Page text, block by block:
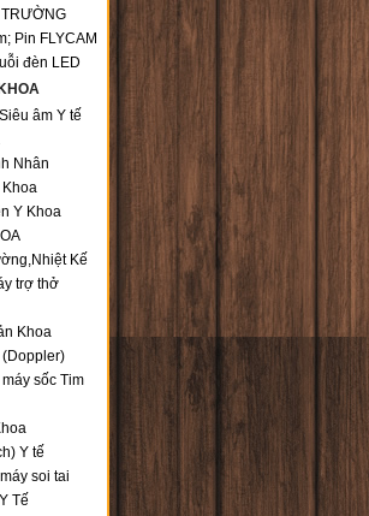
TRƯỜNG
Pin FLYCAM
đèn LED
âm Y tế
Nhân
Khoa
Y Khoa
Kế
trợ thở
Khoa
(Doppler)
sốc Tim
Y tế
soi tai
Tế